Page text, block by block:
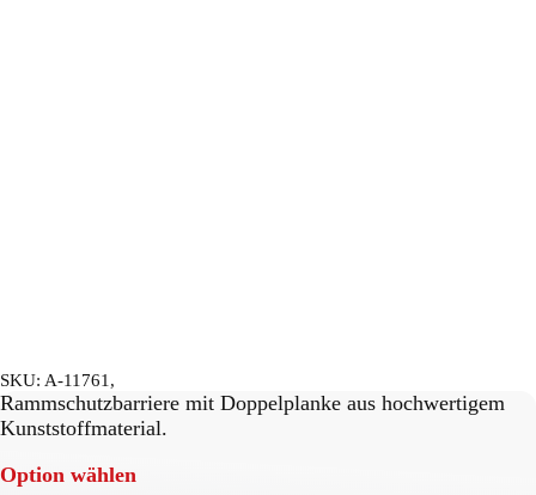
SKU: A-11761,
Rammschutzbarriere mit Doppelplanke aus hochwertigem
Kunststoffmaterial.
Option wählen